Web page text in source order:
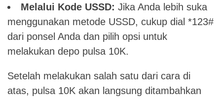
Melalui Kode USSD: Jika Anda lebih suka
menggunakan metode USSD, cukup dial *123#
dari ponsel Anda dan pilih opsi untuk
melakukan depo pulsa 10K.
Setelah melakukan salah satu dari cara di
atas, pulsa 10K akan langsung ditambahkan